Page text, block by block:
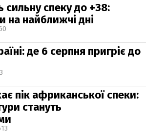
сильну спеку до +38:
на найближчі дні
де 6 серпня пригріє до
пік африканської спеки:
стануть